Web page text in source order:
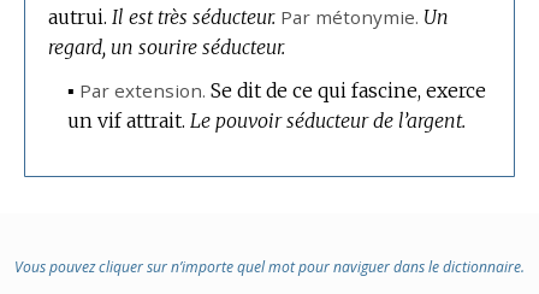
autrui. Il est très séducteur. Par métonymie. Un
regard, un sourire séducteur.
▪ Par extension. Se dit de ce qui fascine, exerce
un vif attrait. Le pouvoir séducteur de l’argent.
Vous pouvez cliquer sur n’importe quel mot pour naviguer dans le dictionnaire.